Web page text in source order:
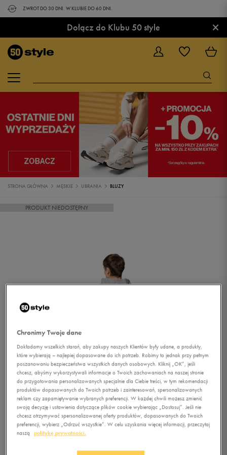
ZWROT DO 30 DNI. W KLUBIE DO 60 DNI.
Dołącz do Klubu 50 style ×
STRONA GŁÓWNA MĘSKIE UBRANIA BLUZY
PRODUKT NIEDOSTĘPNY
1/3
Chronimy Twoje dane
Dokładamy wszelkich starań, aby zakupy naszych Klientów były udane, a produkty,
które wybierają – najlepiej dopasowane do ich potrzeb. Robimy to jednak przy pełnym
poszanowaniu bezpieczeństwa wszystkich danych osobowych. Kliknij „OK”, jeśli
chcesz, abyśmy wykorzystywali informacje o Twoich zachowaniach na naszej stronie
do przygotowania personalizowanych specjalnie dla Ciebie treści, w tym rekomendacji
produktów dopasowanych do Twoich potrzeb i zainteresowań, spersonalizowanych
reklam czy zapamiętywanie wybranych preferencji. W każdej chwili możesz zmienić
swoją decyzję i ustawienia dotyczące plików cookie wybierając „Dostosuj”. Jeśli nie
chcesz otrzymywać spersonalizowanej oferty produktów, dopasowanych do Twoich
preferencji, wybierz „Odrzuć wszystkie”. W celu uzyskania więcej informacji, przeczytaj
naszą
politykę prywatności.